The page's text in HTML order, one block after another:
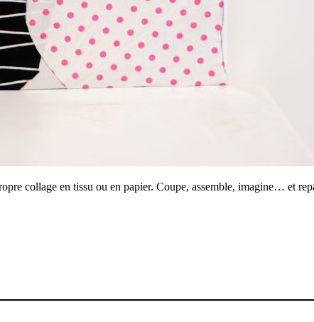
collage en tissu ou en papier. Coupe, assemble, imagine… et